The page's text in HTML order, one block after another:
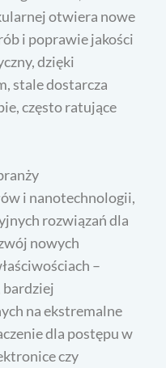
otwiera nowe
i poprawie jakości
dzięki
stale dostarcza
często ratujące
i nanotechnologii,
rozwiązań dla
nowych
–
bardziej
na ekstremalne
dla postępu w
czy